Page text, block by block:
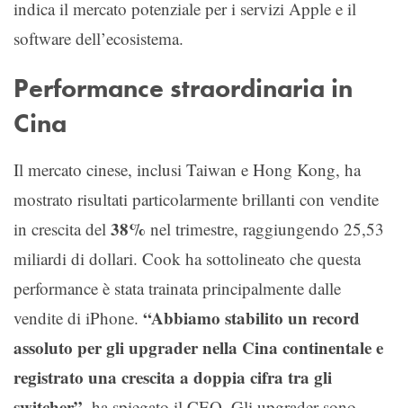
indica il mercato potenziale per i servizi Apple e il
software dell’ecosistema.
Performance straordinaria in
Cina
Il mercato cinese, inclusi Taiwan e Hong Kong, ha
mostrato risultati particolarmente brillanti con vendite
in crescita del 38% nel trimestre, raggiungendo 25,53
miliardi di dollari. Cook ha sottolineato che questa
performance è stata trainata principalmente dalle
vendite di iPhone. “Abbiamo stabilito un record
assoluto per gli upgrader nella Cina continentale e
registrato una crescita a doppia cifra tra gli